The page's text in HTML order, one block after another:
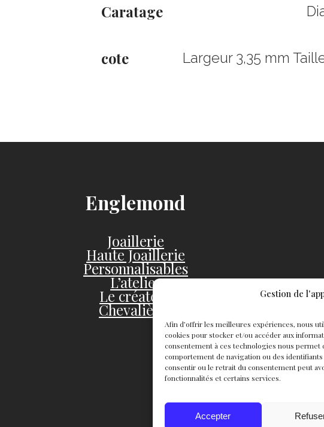
Gestion de
Afin d’offrir les meilleures expériences, nous
cookies pour stocker et/ou accéder aux
consentement à ces technologies nous
comportement de navigation ou des
consentir ou le retrait du consentement peut
fonctionnalités et certains services.
Accepter
Caratage
cote Largeur 3,35 mm
Englemond
Joaillerie
Haute Joaillerie
Personnalisables
L’atelier
Le créateur
Chevalières